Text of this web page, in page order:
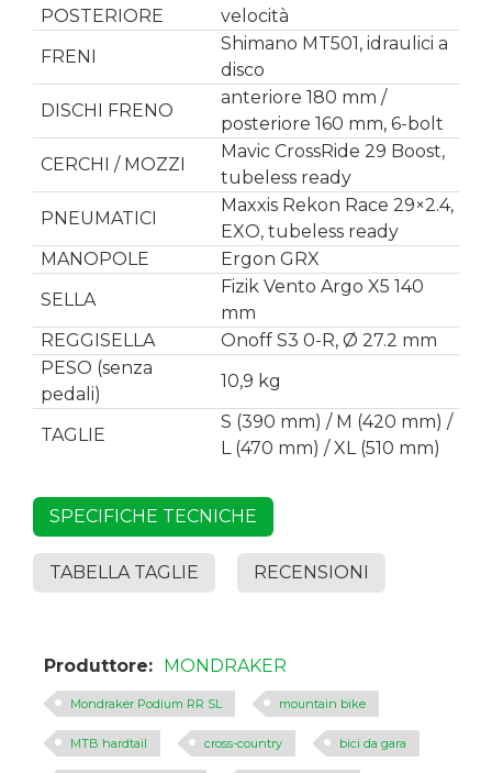
POSTERIORE
velocità
FRENI
Shimano MT501, idraulici a
disco
DISCHI FRENO
anteriore 180 mm /
posteriore 160 mm, 6-bolt
CERCHI / MOZZI
Mavic CrossRide 29 Boost,
tubeless ready
PNEUMATICI
Maxxis Rekon Race 29×2.4,
EXO, tubeless ready
MANOPOLE
Ergon GRX
SELLA
Fizik Vento Argo X5 140
mm
REGGISELLA
Onoff S3 0-R, Ø 27.2 mm
PESO (senza
pedali)
10,9 kg
TAGLIE
S (390 mm) / M (420 mm) /
L (470 mm) / XL (510 mm)
SPECIFICHE TECNICHE
TABELLA TAGLIE RECENSIONI
Produttore: MONDRAKER
Mondraker Podium RR SL mountain bike
MTB hardtail cross-country bici da gara